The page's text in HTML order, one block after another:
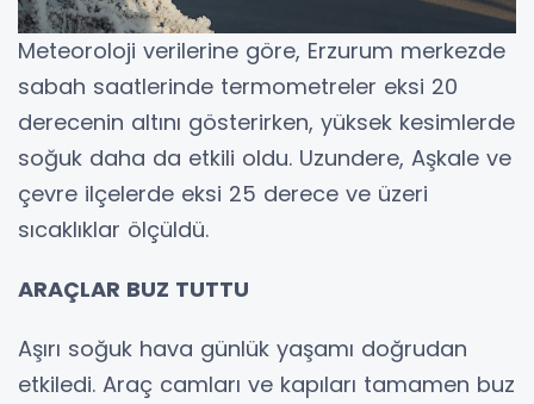
Meteoroloji verilerine göre, Erzurum merkezde
sabah saatlerinde termometreler eksi 20
derecenin altını gösterirken, yüksek kesimlerde
soğuk daha da etkili oldu. Uzundere, Aşkale ve
çevre ilçelerde eksi 25 derece ve üzeri
sıcaklıklar ölçüldü.
ARAÇLAR BUZ TUTTU
Aşırı soğuk hava günlük yaşamı doğrudan
etkiledi. Araç camları ve kapıları tamamen buz